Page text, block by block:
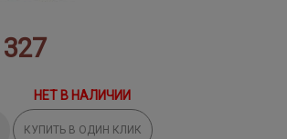
НЕТ В НАЛИЧИИ
КУПИТЬ В ОДИН КЛИК